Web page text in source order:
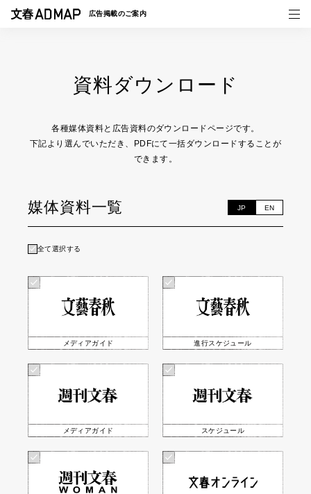
広告掲載のご案内
事例一覧
資料ダウンロード
各種媒体資料と広告資料のダウンロードページです。
下記より選んでいただき、PDFにて一括ダウンロードすることが
できます。
媒体資料一覧 JP EN
全て選択する
メディアガイド 進行スケジュール
メディアガイド スケジュール